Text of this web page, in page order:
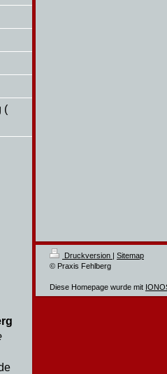
(
Druckversion | Sitemap
© Praxis Fehlberg
Diese Homepage wurde mit